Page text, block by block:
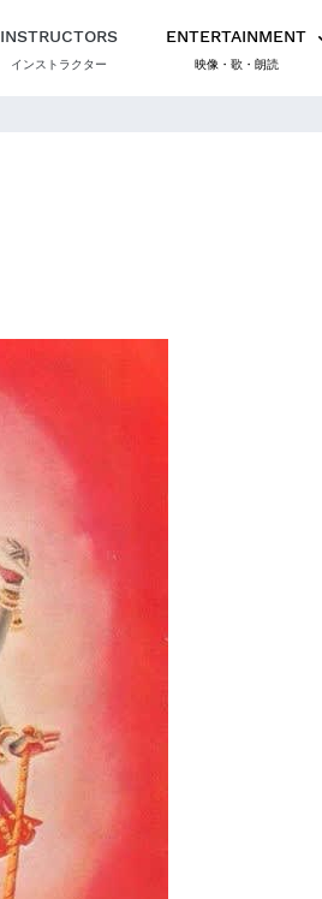
INSTRUCTORS
インストラクター
ENTERTAINMENT
映像・歌・朗読